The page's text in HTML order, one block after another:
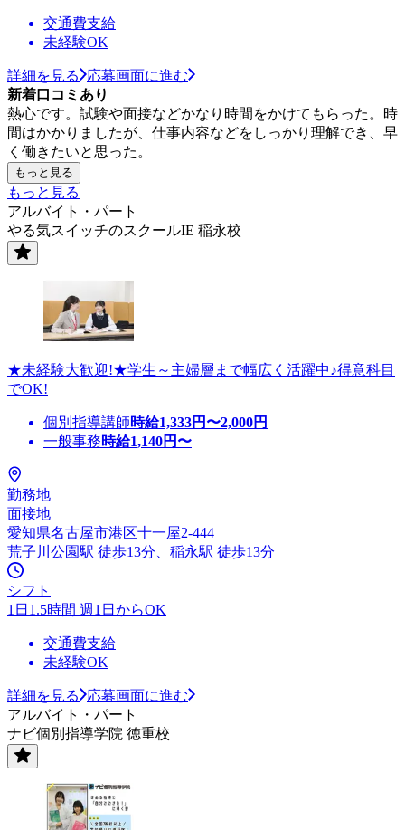
交通費支給
未経験OK
詳細を見る
応募画面に進む
新着口コミあり
熱心です。試験や面接などかなり時間をかけてもらった。時
間はかかりましたが、仕事内容などをしっかり理解でき、早
く働きたいと思った。
もっと見る
もっと見る
アルバイト・パート
やる気スイッチのスクールIE 稲永校
★未経験大歓迎!★学生～主婦層まで幅広く活躍中♪得意科目
でOK!
個別指導講師時給1,333円〜2,000円
一般事務時給1,140円〜
勤務地
面接地
愛知県名古屋市港区十一屋2-444
荒子川公園駅 徒歩13分、稲永駅 徒歩13分
シフト
1日1.5時間 週1日からOK
交通費支給
未経験OK
詳細を見る
応募画面に進む
アルバイト・パート
ナビ個別指導学院 徳重校